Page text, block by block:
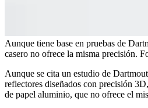
Aunque tiene base en pruebas de
casero no ofrece la misma precisión.
Aunque se cita un estudio de
reflectores diseñados con precisión
de papel aluminio, que no ofrece el